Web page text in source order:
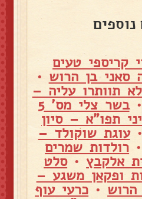
נוספים
קריספי טעים
סאני בן הרוש •
תוותרו עליה –
• בשר צלי מס' 5
תפו"א – סיון
•עוגת שוקולד –
• רולדות שמרים
אלקבץ •סלט
ופקאן משגע –
הרוש • כרעי עוף